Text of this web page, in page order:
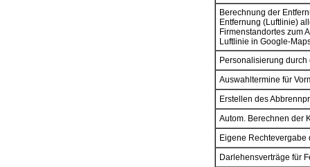
Berechnung der
Entfernung (Luftlinie)
Firmenstandortes zum
Luftlinie in Google-
Personalisierung
Auswahltermine für
Erstellen des
Autom. Berechnen der
Eigene
Darlehensverträge für